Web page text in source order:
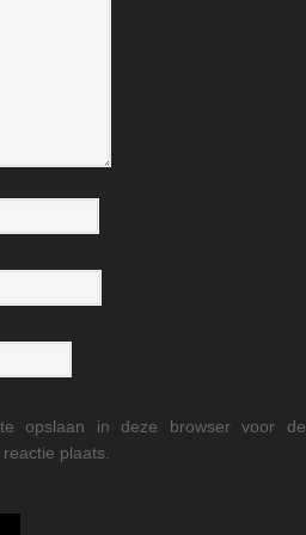
opslaan in deze browser voor de
plaats.